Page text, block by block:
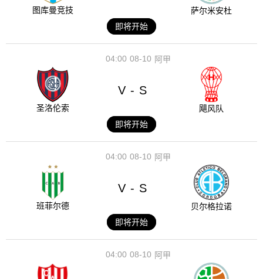
图库曼竞技
萨尔米安杜
即将开始
08-10
04:00 阿甲
圣洛伦索
V - S
飓风队
即将开始
08-10
04:00 阿甲
班菲尔德
V - S
贝尔格拉诺
即将开始
08-10
04:00 阿甲